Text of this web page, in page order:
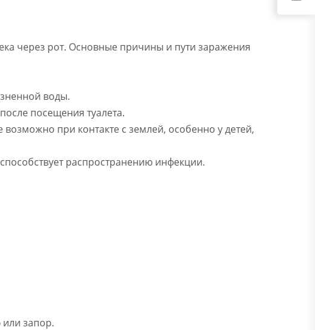
через рот. Основные причины и пути заражения
воды.
посещения туалета.
при контакте с землей, особенно у детей,
распространению инфекции.
запор.